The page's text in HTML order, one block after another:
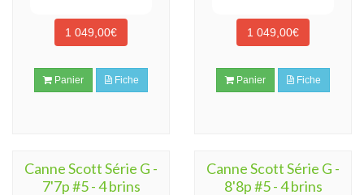
1 049,00€
Panier Fiche
1 049,00€
Panier Fiche
Canne Scott Série G -
7'7p #5 - 4 brins
Canne Scott Série G -
8'8p #5 - 4 brins